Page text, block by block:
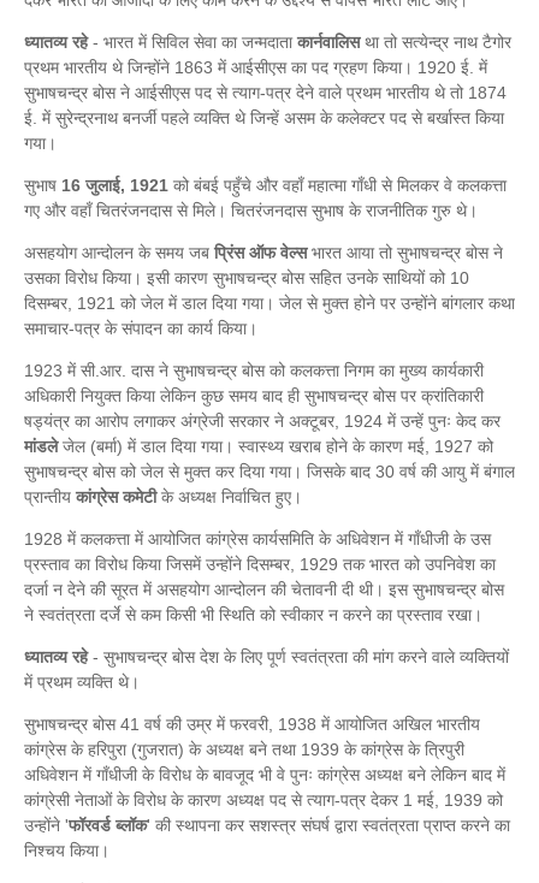
ध्यातव्य रहे- भारत में सिविल सेवा का जन्मदाताकार्नवालिसथा तो सत्येन्द्र नाथ टैगोर
प्रथम भारतीय थे जिन्होंने 1863 में आईसीएस का पद ग्रहण किया। 1920 ई. में
सुभाषचन्द्र बोस ने आईसीएस पद से त्याग-पत्र देने वाले प्रथम भारतीय थे तो 1874
ई. में सुरेन्द्रनाथ बनर्जी पहले व्यक्ति थे जिन्हें असम के कलेक्टर पद से बर्खास्त किया
गया।
सुभाष 16 जुलाई, 1921 को बंबई पहुँचे और वहाँ महात्मा गाँधी से मिलकर वे कलकत्ता
गए और वहाँ चितरंजनदास से मिले। चितरंजनदास सुभाष के राजनीतिक गुरु थे।
असहयोग आन्दोलन के समय जब प्रिंस ऑफ वेल्सभारत आया तो सुभाषचन्द्र बोस ने
उसका विरोध किया। इसी कारण सुभाषचन्द्र बोस सहित उनके साथियों को 10
दिसम्बर, 1921 को जेल में डाल दिया गया। जेल से मुक्त होने पर उन्होंने बांगलार कथा
समाचार-पत्र के संपादन का कार्य किया।
1923 में सी.आर. दास ने सुभाषचन्द्र बोस को कलकत्ता निगम का मुख्य कार्यकारी
अधिकारी नियुक्त किया लेकिन कुछ समय बाद ही सुभाषचन्द्र बोस पर क्रांतिकारी
षड्यंत्र का आरोप लगाकर अंग्रेजी सरकार ने अक्टूबर, 1924 में उन्हें पुनः केद कर
मांडलेजेल (बर्मा) में डाल दिया गया। स्वास्थ्य खराब होने के कारण मई, 1927 को
सुभाषचन्द्र बोस को जेल से मुक्त कर दिया गया। जिसके बाद 30 वर्ष की आयु में बंगाल
प्रान्तीय कांग्रेस कमेटीके अध्यक्ष निर्वाचित हुए।
1928 में कलकत्ता में आयोजित कांग्रेस कार्यसमिति के अधिवेशन में गाँधीजी के उस
प्रस्ताव का विरोध किया जिसमें उन्होंने दिसम्बर, 1929 तक भारत को उपनिवेश का
दर्जा न देने की सूरत में असहयोग आन्दोलन की चेतावनी दी थी। इस सुभाषचन्द्र बोस
ने स्वतंत्रता दर्जे से कम किसी भी स्थिति को स्वीकार न करने का प्रस्ताव रखा।
ध्यातव्य रहे- सुभाषचन्द्र बोस देश के लिए पूर्ण स्वतंत्रता की मांग करने वाले व्यक्तियों
में प्रथम व्यक्ति थे।
सुभाषचन्द्र बोस 41 वर्ष की उम्र में फरवरी, 1938 में आयोजित अखिल भारतीय
कांग्रेस के हरिपुरा (गुजरात) के अध्यक्ष बने तथा 1939 के कांग्रेस के त्रिपुरी
अधिवेशन में गाँधीजी के विरोध के बावजूद भी वे पुनः कांग्रेस अध्यक्ष बने लेकिन बाद में
कांग्रेसी नेताओं के विरोध के कारण अध्यक्ष पद से त्याग-पत्र देकर 1 मई, 1939 को
उन्होंने 'फॉरवर्ड ब्लॉक' की स्थापना कर सशस्त्र संघर्ष द्वारा स्वतंत्रता प्राप्त करने का
निश्चय किया।